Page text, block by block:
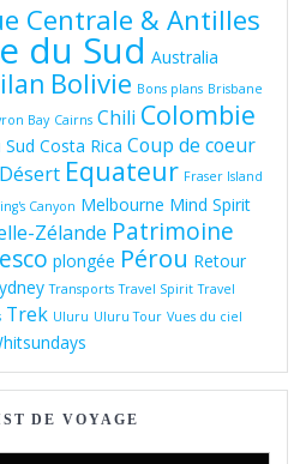
Centrale & Antilles
du Sud Australia
Bolivie Bons plans Brisbane
Bay Cairns Chili Colombie
Costa Rica Coup de coeur
Désert Equateur Fraser Island
Canyon Melbourne Mind Spirit
Zélande Patrimoine
plongée Pérou Retour
Transports Travel Spirit Travel
Trek Uluru Uluru Tour Vues du ciel
DE VOYAGE